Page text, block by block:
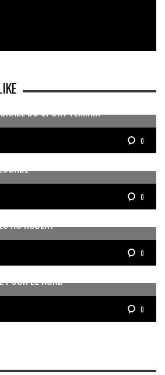
DU SPORT FÉMININ
0
0
AU ROBERT
0
POUR LE NORD
0